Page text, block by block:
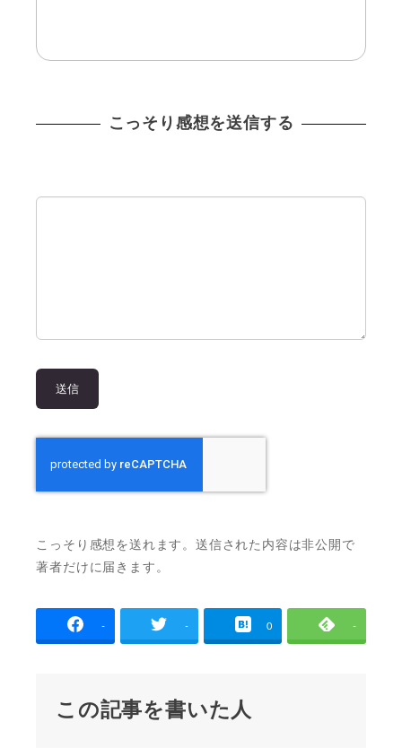
こっそり感想を送信する
こっそり感想を送れます。送信された内容は非公開で
著者だけに届きます。
- - 0 -
この記事を書いた人